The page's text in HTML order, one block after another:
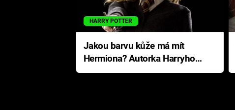
HARRY POTTER
Jakou barvu kůže má mít
Hermiona? Autorka Harryho
Pottera přišla s ráznou